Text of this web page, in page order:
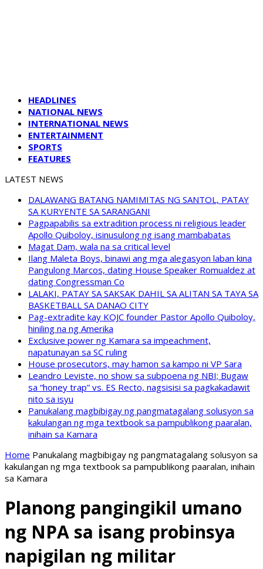
HEADLINES
NATIONAL NEWS
INTERNATIONAL NEWS
ENTERTAINMENT
SPORTS
FEATURES
LATEST NEWS
DALAWANG BATANG NAMIMITAS NG SANTOL, PATAY
SA KURYENTE SA SARANGANI
Pagpapabilis sa extradition process ni religious leader
Apollo Quiboloy, isinusulong ng isang mambabatas
Magat Dam, wala na sa critical level
Ilang Maleta Boys, binawi ang mga alegasyon laban kina
Pangulong Marcos, dating House Speaker Romualdez at
dating Congressman Co
LALAKI, PATAY SA SAKSAK DAHIL SA ALITAN SA TAYA SA
BASKETBALL SA DANAO CITY
Pag-extradite kay KOJC founder Pastor Apollo Quiboloy,
hiniling na ng Amerika
Exclusive power ng Kamara sa impeachment,
napatunayan sa SC ruling
House prosecutors, may hamon sa kampo ni VP Sara
Leandro Leviste, no show sa subpoena ng NBI; Bugaw
sa “honey trap” vs. ES Recto, nagsisisi sa pagkakadawit
nito sa isyu
Panukalang magbibigay ng pangmatagalang solusyon sa
kakulangan ng mga textbook sa pampublikong paaralan,
inihain sa Kamara
Home Panukalang magbibigay ng pangmatagalang solusyon sa
kakulangan ng mga textbook sa pampublikong paaralan, inihain
sa Kamara
Planong pangingikil umano
ng NPA sa isang probinsya
napigilan ng militar